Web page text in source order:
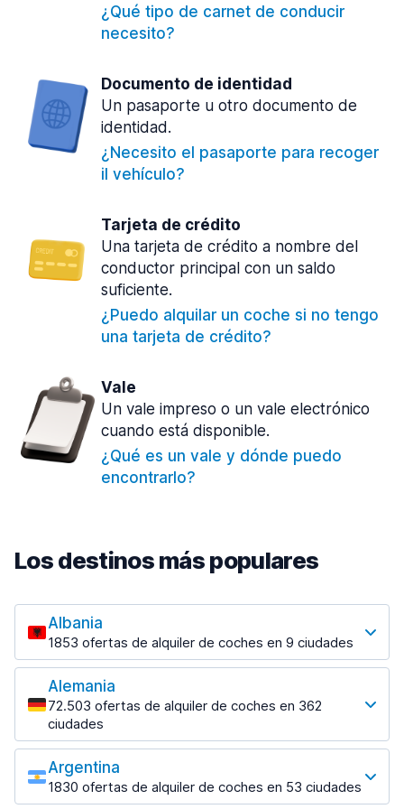
¿Qué tipo de carnet de conducir
necesito?
Documento de identidad
Un pasaporte u otro documento de
identidad.
¿Necesito el pasaporte para recoger
il vehículo?
Tarjeta de crédito
Una tarjeta de crédito a nombre del
conductor principal con un saldo
suficiente.
¿Puedo alquilar un coche si no tengo
una tarjeta de crédito?
Vale
Un vale impreso o un vale electrónico
cuando está disponible.
¿Qué es un vale y dónde puedo
encontrarlo?
Los destinos más populares
Albania
1853 ofertas de alquiler de coches en 9 ciudades
Los destinos más populares
Tirana
1433 ofertas en 7 lugares
Tirana Aeropuerto
desde 31,41 € al día
Alemania
72.503 ofertas de alquiler de coches en 362
ciudades
Los destinos más populares
Berlin
3476 ofertas en 28 lugares
Argentina
1830 ofertas de alquiler de coches en 53 ciudades
Los destinos más populares